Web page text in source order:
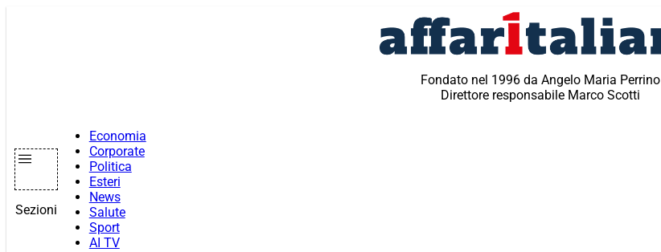
Fondato nel 1996 da Angelo Maria Perrino
Direttore responsabile Marco Scotti
Sezioni
Economia
Corporate
Politica
Esteri
News
Salute
Sport
AI TV